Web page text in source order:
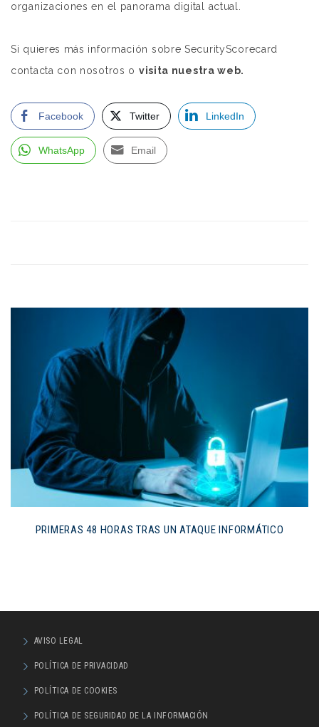
organizaciones en el panorama digital actual.
Si quieres más información sobre SecurityScorecard
contacta con nosotros o visita nuestra web.
Facebook Twitter LinkedIn
WhatsApp Email
PRIMERAS 48 HORAS TRAS UN ATAQUE INFORMÁTICO
AVISO LEGAL
POLÍTICA DE PRIVACIDAD
POLÍTICA DE COOKIES
POLÍTICA DE SEGURIDAD DE LA INFORMACIÓN